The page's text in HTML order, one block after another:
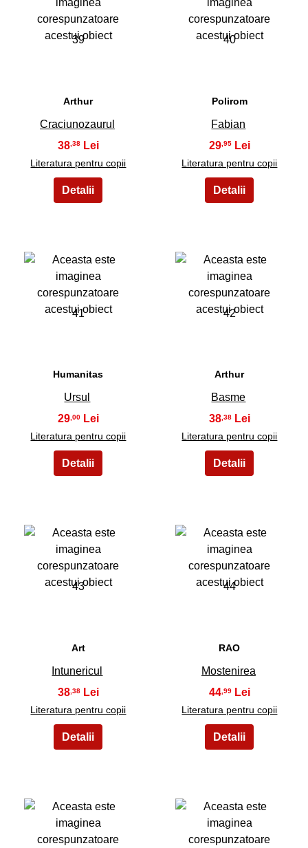
39
Arthur
Craciunozaurul
38,38
Literatura pentru copii
40
Polirom
Fabian
29,95
Literatura pentru copii
41
Humanitas
Ursul
29,00
Literatura pentru copii
42
Arthur
Basme
38 ,38
Literatura pentru copii
43
Art
Intunericul
38 ,38
Literatura pentru copii
44
RAO
Mostenirea
44 ,99
Literatura pentru copii